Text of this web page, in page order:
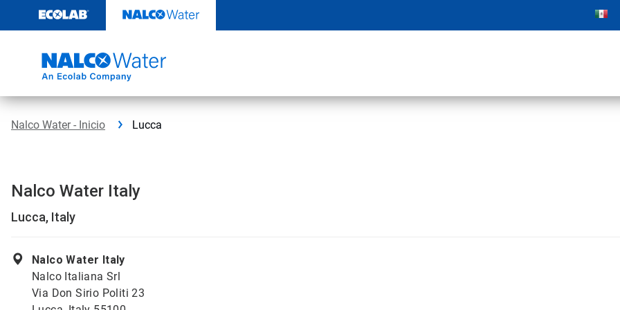
contenido
Nalco Water - Inicio Lucca
Nalco Water Italy
Lucca, Italy
Nalco Water Italy
Nalco Italiana Srl
Via Don Sirio Politi 23